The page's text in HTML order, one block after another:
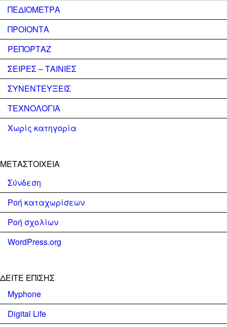
ΠΕΔΙΟΜΕΤΡΑ
ΠΡΟΙΟΝΤΑ
ΡΕΠΟΡΤΑΖ
ΣΕΙΡΕΣ – ΤΑΙΝΙΕΣ
ΣΥΝΕΝΤΕΥΞΕΙΣ
ΤΕΧΝΟΛΟΓΙΑ
Χωρίς κατηγορία
ΜΕΤΑΣΤΟΙΧΕΊΑ
Σύνδεση
Ροή καταχωρίσεων
Ροή σχολίων
WordPress.org
ΔΕΊΤΕ ΕΠΊΣΗΣ
Myphone
Digital Life